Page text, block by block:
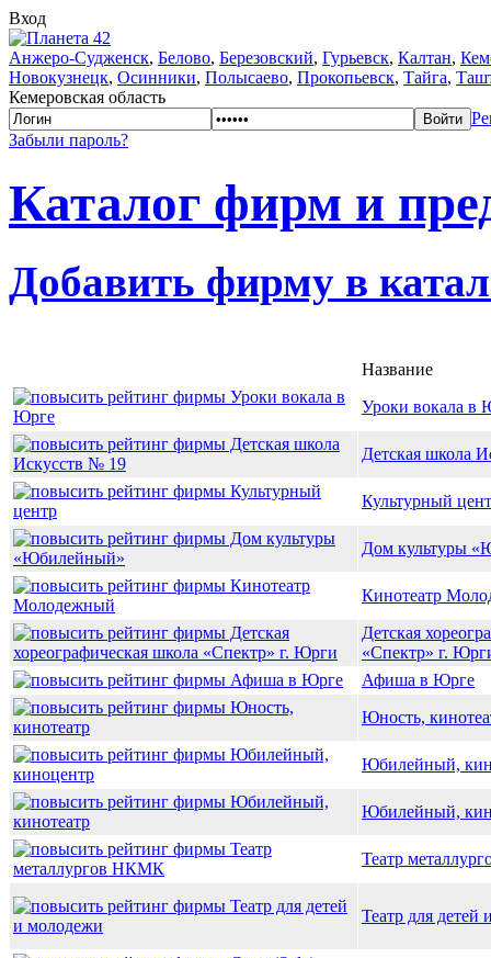
Вход
Анжеро-Судженск, Белово, Березовский, Гурьевск, Калтан,
Новокузнецк, Осинники, Полысаево, Прокопьевск, Тайга,
Кемеровская область
Забыли пароль?
Каталог фирм и
Добавить фирму в
Название
Уроки вокала в
Детская школа
Культурный
Дом культуры
Кинотеатр
Детская
«Спектр» г.
Афиша в Юрге
Юность,
Юбилейный,
Юбилейный,
Театр
Театр для детей